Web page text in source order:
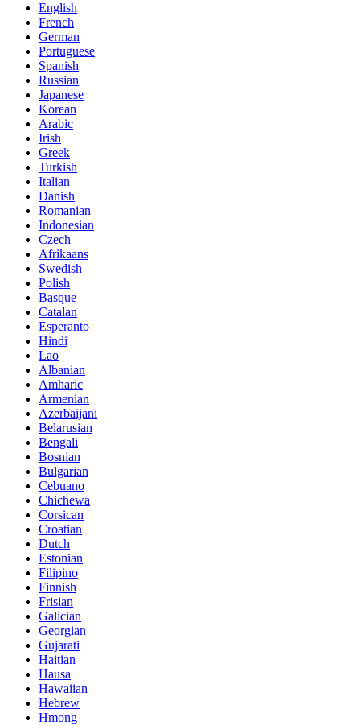
English
French
German
Portuguese
Spanish
Russian
Japanese
Korean
Arabic
Irish
Greek
Turkish
Italian
Danish
Romanian
Indonesian
Czech
Afrikaans
Swedish
Polish
Basque
Catalan
Esperanto
Hindi
Lao
Albanian
Amharic
Armenian
Azerbaijani
Belarusian
Bengali
Bosnian
Bulgarian
Cebuano
Chichewa
Corsican
Croatian
Dutch
Estonian
Filipino
Finnish
Frisian
Galician
Georgian
Gujarati
Haitian
Hausa
Hawaiian
Hebrew
Hmong